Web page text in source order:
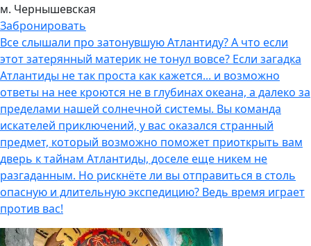
м. Чернышевская
Забронировать
Все слышали про затонувшую Атлантиду? А что если
этот затерянный материк не тонул вовсе? Если загадка
Атлантиды не так проста как кажется... и возможно
ответы на нее кроются не в глубинах океана, а далеко за
пределами нашей солнечной системы. Вы команда
искателей приключений, у вас оказался странный
предмет, который возможно поможет приоткрыть вам
дверь к тайнам Атлантиды, доселе еще никем не
разгаданным. Но рискнёте ли вы отправиться в столь
опасную и длительную экспедицию? Ведь время играет
против вас!